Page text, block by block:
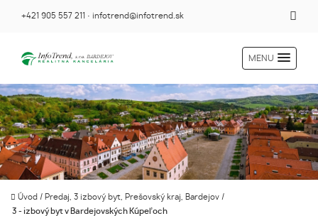
+421 905 557 211 · infotrend@infotrend.sk
MENU
Úvod / Predaj, 3 izbový byt, Prešovský kraj, Bardejov /
3 - izbový byt v Bardejovských Kúpeľoch